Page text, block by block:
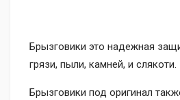
Брызговики это надежная
грязи, пыли, камней, и слякоти.
Брызговики под оригинал